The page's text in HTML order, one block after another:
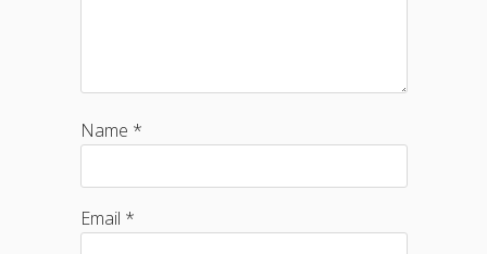
Name *
Email *